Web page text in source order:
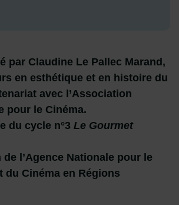
par Claudine Le Pallec Marand,
en esthétique et en histoire du
avec l’Association
pour le Cinéma.
du cycle n°3 Le Gourmet
l’Agence Nationale pour le
du Cinéma en Régions